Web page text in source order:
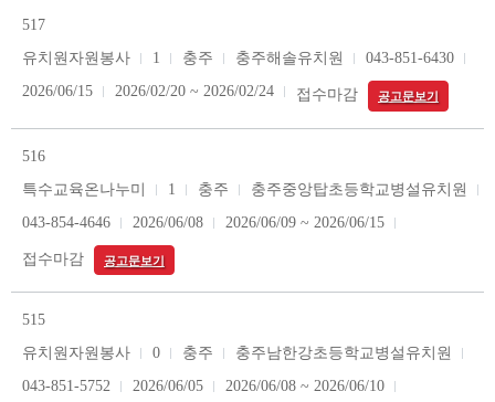
517
유치원자원봉사
1 충주 충주해솔유치원
043-851-6430
2026/06/15
2026/02/20 ~ 2026/02/24 접수마감 공고문보기
516
특수교육온나누미
1 충주
충주중앙탑초등학교병설유치원
043-854-4646
2026/06/08 2026/06/09 ~ 2026/06/15
접수마감 공고문보기
515
유치원자원봉사
0 충주
충주남한강초등학교병설유치원
043-851-5752
2026/06/05 2026/06/08 ~ 2026/06/10